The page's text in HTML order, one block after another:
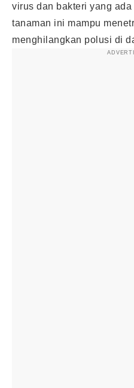
virus dan bakteri yang
tanaman ini mampu
menghilangkan polusi di